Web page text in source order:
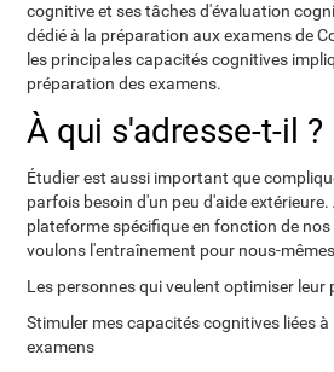
cognitive et ses tâches d'évaluation
dédié à la préparation aux examens de
les principales capacités cognitives
préparation des examens.
À qui s'adresse-t-il ?
Étudier est aussi important que
parfois besoin d'un peu d'aide
plateforme spécifique en fonction de
voulons l'entraînement pour nous-
Les personnes qui veulent optimiser leur
Stimuler mes capacités cognitives liées
examens